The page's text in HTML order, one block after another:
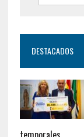
DESTACADOS